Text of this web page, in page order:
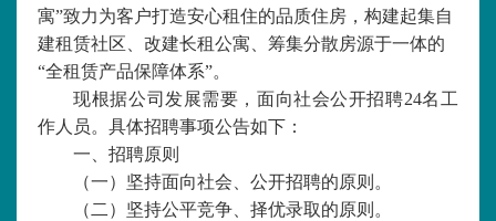
寓”致力为客户打造安心租住的品质住房，构建起集自
建租赁社区、改建长租公寓、筹集分散房源于一体的
“全租赁产品保障体系”。
现根据公司发展需要，面向社会公开招聘24名工
作人员。具体招聘事项公告如下：
一、招聘原则
（一）坚持面向社会、公开招聘的原则。
（二）坚持公平竞争、择优录取的原则。